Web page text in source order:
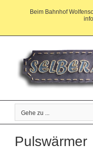
Beim Bahnhof
Gehe zu ...
Pulswärmer